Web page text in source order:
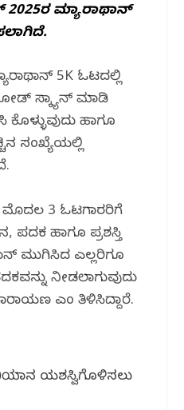
ಮ್ಯಾರಾಥಾನ್
5K ಓಟದಲ್ಲಿ
ಸ್ಕ್ಯಾನ್ ಮಾಡಿ
ಹಾಗೂ
ಸಂಖ್ಯೆಯಲ್ಲಿ
ಮೊದಲ 3 ಓಟಗಾರರಿಗೆ
ಪದಕ ಹಾಗೂ ಪ್ರಶಸ್ತಿ
ಮುಗಿಸಿದ ಎಲ್ಲರಿಗೂ
ನೀಡಲಾಗುವುದು
ಎಂ ತಿಳಿಸಿದ್ದಾರೆ.
ಯಶಸ್ವಿಗೊಳಿಸಲು